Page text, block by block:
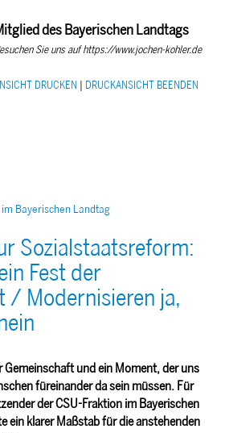
des Bayerischen Landtags
Sie uns auf https://www.jochen-kohler.de
DRUCKEN DRUCKANSICHT BEENDEN
Bayerischen Landtag
Sozialstaatsreform:
Fest der
/ Modernisieren ja,
Gemeinschaft und ein Moment, der uns
füreinander da sein müssen. Für
der CSU-Fraktion im Bayerischen
ein klarer Maßstab für die anstehenden